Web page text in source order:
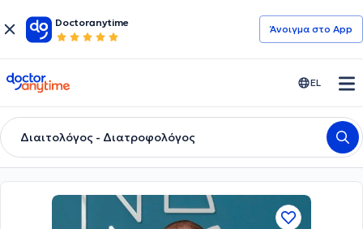
Doctoranytime
Άνοιγμα στο App
doctoranytime EL
Διαιτολόγος - Διατροφολόγος